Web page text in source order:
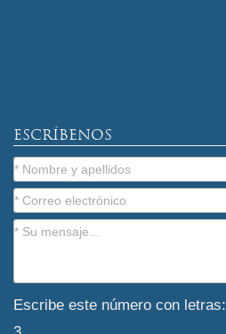
ESCRÍBENOS
Escribe este número con letras: